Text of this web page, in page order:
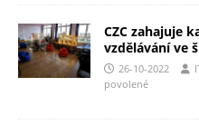
CZC zahajuje
vzdělávání ve
26-10-2022
povolené